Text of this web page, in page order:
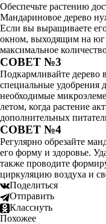
Обеспечьте растению
Мандариновое дерево
Если вы выращиваете
окном, выходящим на юг
максимальное
СОВЕТ №3
Подкармливайте дерево
специальные удобрения
необходимые
летом, когда растение
дополнительных
СОВЕТ №4
Регулярно обрезайте
его форму и здоровье.
также проводите
циркуляцию воздуха и
Поделиться
Отправить
Класснуть
Похожее